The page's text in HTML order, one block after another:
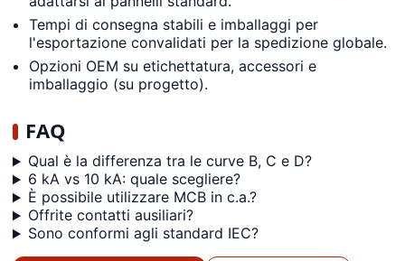
Tempi di consegna stabili e imballaggi per
l'esportazione convalidati per la spedizione globale.
Opzioni OEM su etichettatura, accessori e
imballaggio (su progetto).
FAQ
Qual è la differenza tra le curve B, C e D?
6 kA vs 10 kA: quale scegliere?
È possibile utilizzare MCB in c.a.?
Offrite contatti ausiliari?
Sono conformi agli standard IEC?